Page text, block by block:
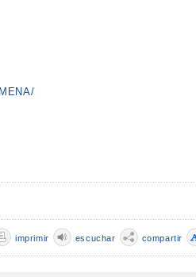
compartir
escuchar
imprimir